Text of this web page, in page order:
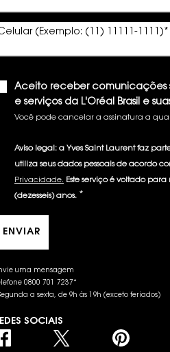
(Exemplo: (11) 11111-1111) *
Aceito receber comunicações
e serviços da L'Oréal Brasil e
Você pode cancelar a assinatura a
Aviso legal: a Yves Saint Laurent faz
utiliza seus dados pessoais de acordo
Privacidade. Este serviço é voltado para
(dezesseis) anos. *
ENVIAR
uma mensagem
0800 701 7237*
a sexta, de 9h às 19h (exceto feriados)
SOCIAIS